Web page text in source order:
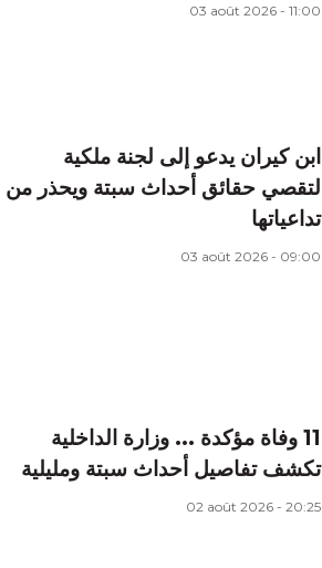
03 août 2026 - 11:00
ابن كيران يدعو إلى لجنة ملكية
لتقصي حقائق أحداث سبتة ويحذر من
تداعياتها
03 août 2026 - 09:00
11 وفاة مؤكدة ... وزارة الداخلية
تكشف تفاصيل أحداث سبتة ومليلية
02 août 2026 - 20:25